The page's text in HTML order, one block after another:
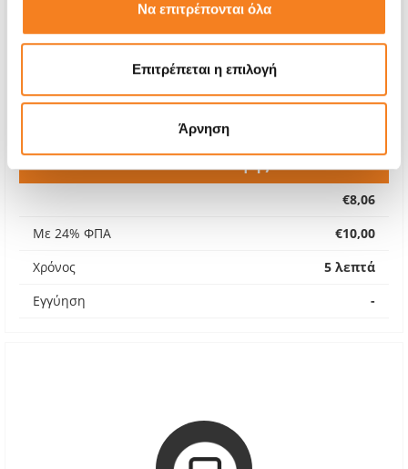
Να επιτρέπονται όλα
Επιτρέπεται η επιλογή
Άρνηση
Γυαλί Πίσω Όψης
€8,06
Με 24% ΦΠΑ
€10,00
Χρόνος
5 λεπτά
Εγγύηση
-